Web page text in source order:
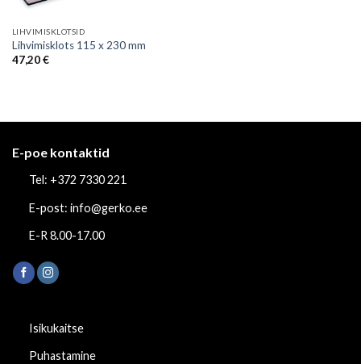
LIHVIMISKLOTSID
Lihvimisklots 115 x 230 mm
47,20€
E-poe kontaktid
Tel: +372 7330 221
E-post: info@gerko.ee
E-R 8.00-17.00
Isikukaitse
Puhastamine